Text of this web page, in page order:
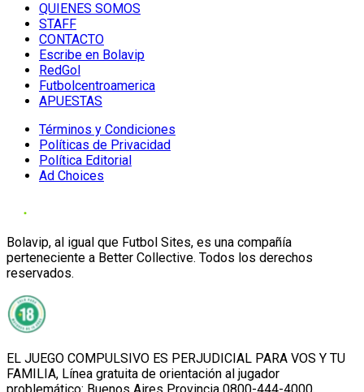
QUIENES SOMOS
STAFF
CONTACTO
Escribe en Bolavip
RedGol
Futbolcentroamerica
APUESTAS
Términos y Condiciones
Políticas de Privacidad
Política Editorial
Ad Choices
Bolavip, al igual que Futbol Sites, es una compañía
perteneciente a Better Collective. Todos los derechos
reservados.
EL JUEGO COMPULSIVO ES PERJUDICIAL PARA VOS Y TU
FAMILIA, Línea gratuita de orientación al jugador